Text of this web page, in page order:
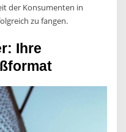
der Konsumenten in
zu fangen.
Ihre